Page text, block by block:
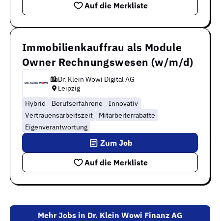
Auf die Merkliste
Immobilienkauffrau als Module
Owner Rechnungswesen (w/m/d)
Dr. Klein Wowi Digital AG
Leipzig
Hybrid
Berufserfahrene
Innovativ
Vertrauensarbeitszeit
Mitarbeiterrabatte
Eigenverantwortung
Auf die Merkliste
Zum Job
Mehr Jobs in Dr. Klein Wowi Finanz AG